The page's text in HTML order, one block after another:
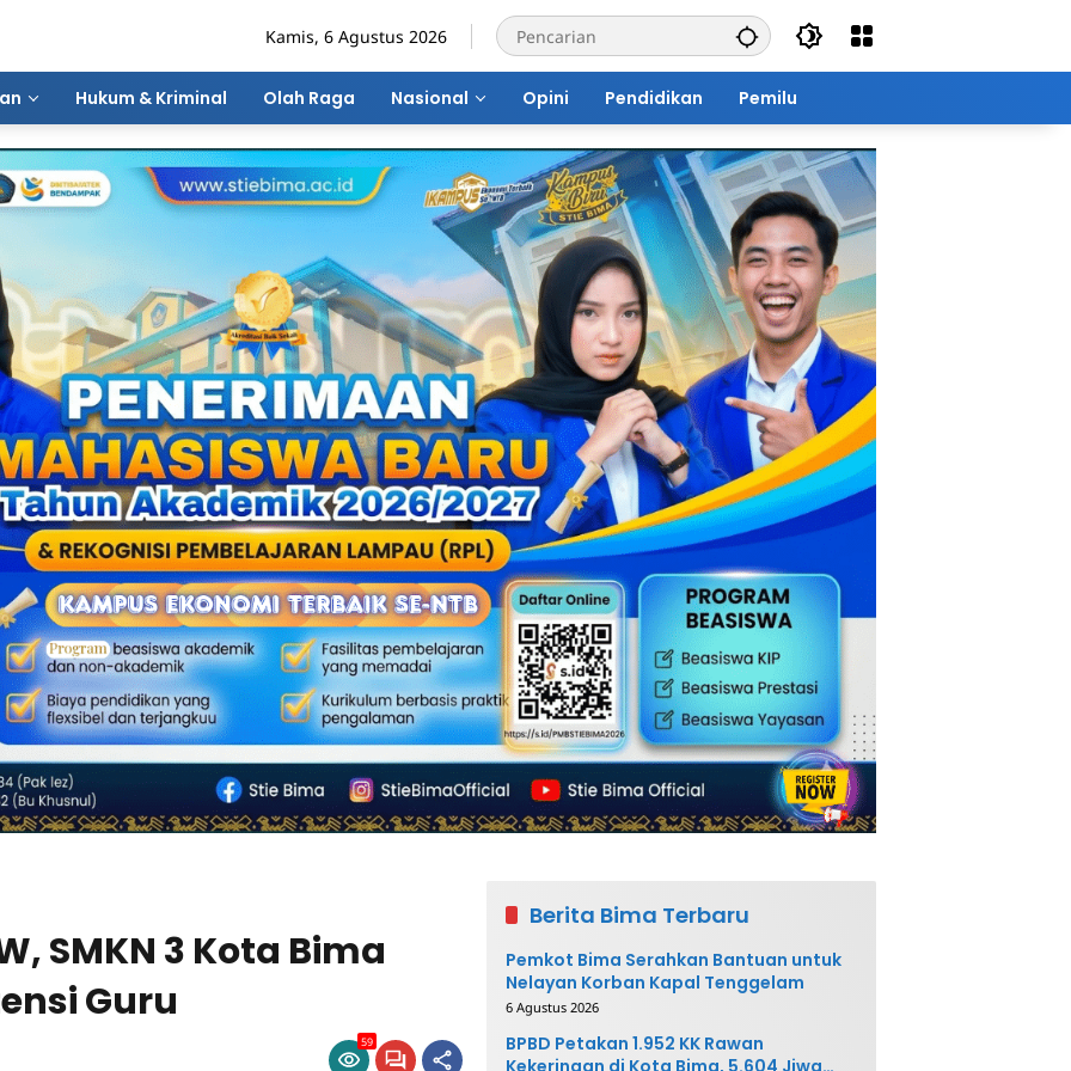
Kamis, 6 Agustus 2026
Hukum & Kriminal Olah Raga Nasional Opini Pendidikan Pemilu
SMKN 3 Kota Bima
Guru
59
Berita Bima Terbaru
Pemkot Bima Serahkan Bantuan untuk
Nelayan Korban Kapal Tenggelam
6 Agustus 2026
BPBD Petakan 1.952 KK Rawan
Kekeringan di Kota Bima, 5.604 Jiwa